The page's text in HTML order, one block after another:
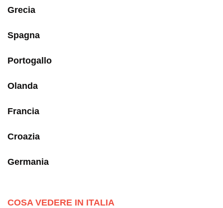
Grecia
Spagna
Portogallo
Olanda
Francia
Croazia
Germania
COSA VEDERE IN ITALIA